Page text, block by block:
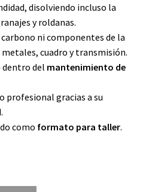
disolviendo incluso la
y roldanas.
ni componentes de la
cuadro y transmisión.
dentro del mantenimiento de
profesional gracias a su
como formato para taller.